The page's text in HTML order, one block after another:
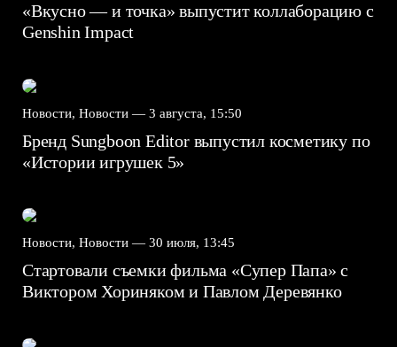
«Вкусно — и точка» выпустит коллаборацию с
Genshin Impact⁠⁠
Новости, Новости — 3 августа, 15:50
Бренд Sungboon Editor выпустил косметику по
«Истории игрушек 5»
Новости, Новости — 30 июля, 13:45
Стартовали съемки фильма «Супер Папа» с
Виктором Хориняком и Павлом Деревянко